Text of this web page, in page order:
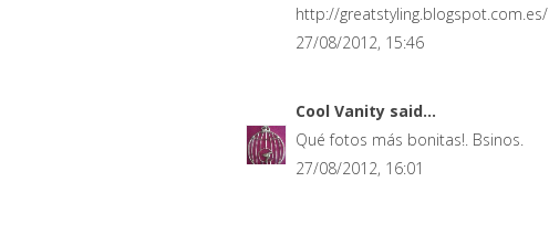
http://greatstyling.blogspot.com.es/
27/08/2012, 15:46
Cool Vanity said...
Qué fotos más bonitas!. Bsinos.
27/08/2012, 16:01